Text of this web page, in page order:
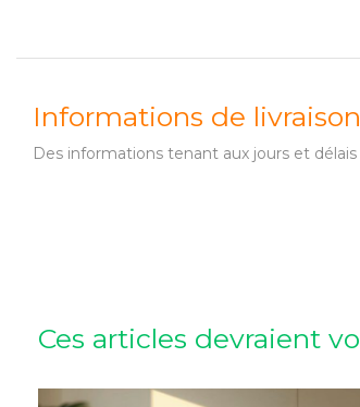
Informations de livraison
Des informations tenant aux jours et
Ces articles devraient